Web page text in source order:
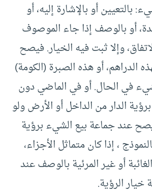
بالتعيين أو بالإشارة إليه، أو
أو بالوصف إذا جاء الموصوف
وإلا ثبت فيه الخيار. فيصح
الدراهم، أو هذه الصبرة (الكومة)
في الحال. أو في الماضي دون
الدار من الداخل أو الأرض ولو
عند جماعة بيع الشيء برؤية
، إذا كان متماثل الأجزاء،
أو غير المرئية بالوصف عند
خيار الرؤية.